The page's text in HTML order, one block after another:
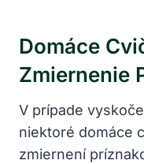
Domáce
Zmiernenie
V prípade
niektoré domáce
zmiernení